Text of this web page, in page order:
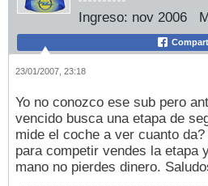
Ingreso: nov 2006
23/01/2007, 23:18
Yo no conozco ese sub pero
vencido busca una etapa de
mide el coche a ver cuanto
para competir vendes la etapa
mano no pierdes dinero.